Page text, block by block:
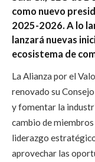
como nuevo
2025-2026. A lo
lanzará nuevas
ecosistema de
La Alianza por el
renovado su
y fomentar la
cambio de
liderazgo
aprovechar las